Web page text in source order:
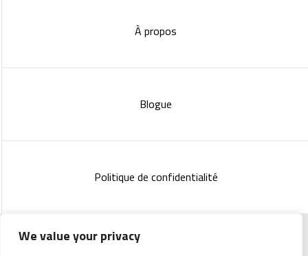
We value your privacy
À propos
Blogue
Politique de confidentialité